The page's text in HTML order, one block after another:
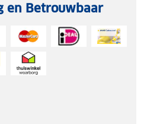
en Betrouwbaar